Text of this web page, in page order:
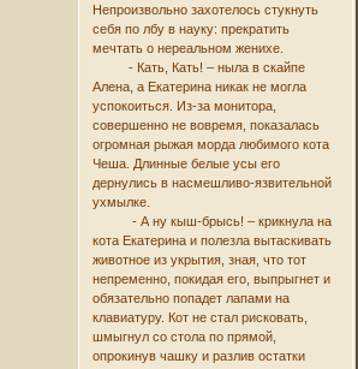
Непроизвольно захотелось стукнуть
себя по лбу в науку: прекратить
мечтать о нереальном женихе.
- Кать, Кать! – ныла в скайпе
Алена, а Екатерина никак не могла
успокоиться. Из-за монитора,
совершенно не вовремя, показалась
огромная рыжая морда любимого кота
Чеша. Длинные белые усы его
дернулись в насмешливо-язвительной
ухмылке.
- А ну кыш-брысь! – крикнула на
кота Екатерина и полезла вытаскивать
животное из укрытия, зная, что тот
непременно, покидая его, выпрыгнет и
обязательно попадет лапами на
клавиатуру. Кот не стал рисковать,
шмыгнул со стола по прямой,
опрокинув чашку и разлив остатки